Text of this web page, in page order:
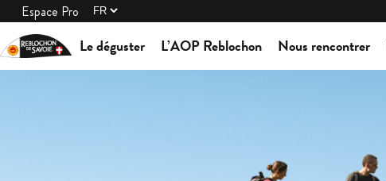
Espace Pro
Le déguster L’AOP Reblochon Nous rencontrer